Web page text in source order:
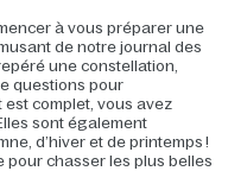
à vous préparer une
de notre journal des
une constellation,
questions pour
est complet, vous avez
sont également
d’hiver et de printemps !
pour chasser les plus belles